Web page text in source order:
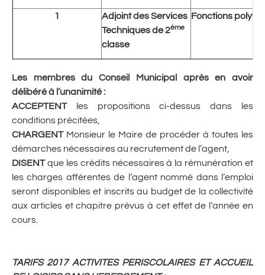
1
Adjoint des Services
Techniques de 2ème
classe
Fonctions
Les membres du Conseil Municipal après en avoir
délibéré à l’unanimité :
ACCEPTENT
les propositions ci-dessus dans les
conditions précitées,
CHARGENT Monsieur le Maire de procéder à toutes les
démarches nécessaires au recrutement de l’agent,
DISENTque les crédits nécessaires à la rémunération et
les charges afférentes de l’agent nommé dans l’emploi
seront disponibles et inscrits au budget de la collectivité
aux articles et chapitre prévus à cet effet de l’année en
cours.
TARIFS 2017 ACTIVITES PERISCOLAIRES ET ACCUEIL